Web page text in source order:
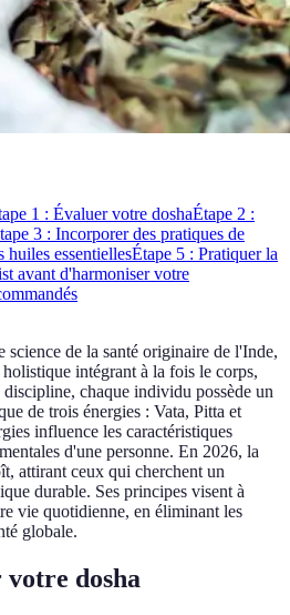
1 : Évaluer votre doshaÉtape 2 :
3 : Incorporer des pratiques de
huiles essentiellesÉtape 5 : Pratiquer la
avant d'harmoniser votre
science de la santé originaire de l'Inde,
intégrant à la fois le corps,
chaque individu possède un
de trois énergies : Vata, Pitta et
influence les caractéristiques
d'une personne. En 2026, la
attirant ceux qui cherchent un
durable. Ses principes visent à
vie quotidienne, en éliminant les
globale.
dosha